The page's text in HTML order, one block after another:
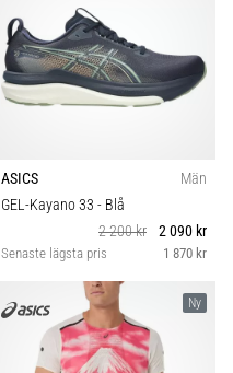
ASICS
Män
GEL-Kayano 33 - Blå
2 200 kr
2 090 kr
Senaste lägsta pris 1 870 kr
Ny